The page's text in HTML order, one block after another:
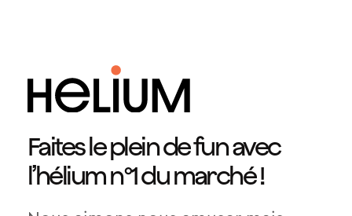
Faites le plein de fun avec
l’hélium n°1 du marché !